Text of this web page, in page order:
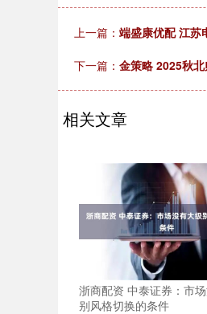
上一篇： 端盛康优配 江苏
下一篇： 金策略 2025秋
相关文章
浙商配资 中泰证券：市
别风格切换的条件